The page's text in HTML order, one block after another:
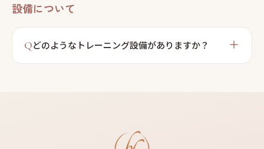
設備について
Qどのようなトレーニング設備がありますか？